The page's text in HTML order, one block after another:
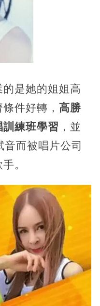
是她的姐姐高
件好轉， 高勝
練班學習 ，並
音而被唱片公司
。